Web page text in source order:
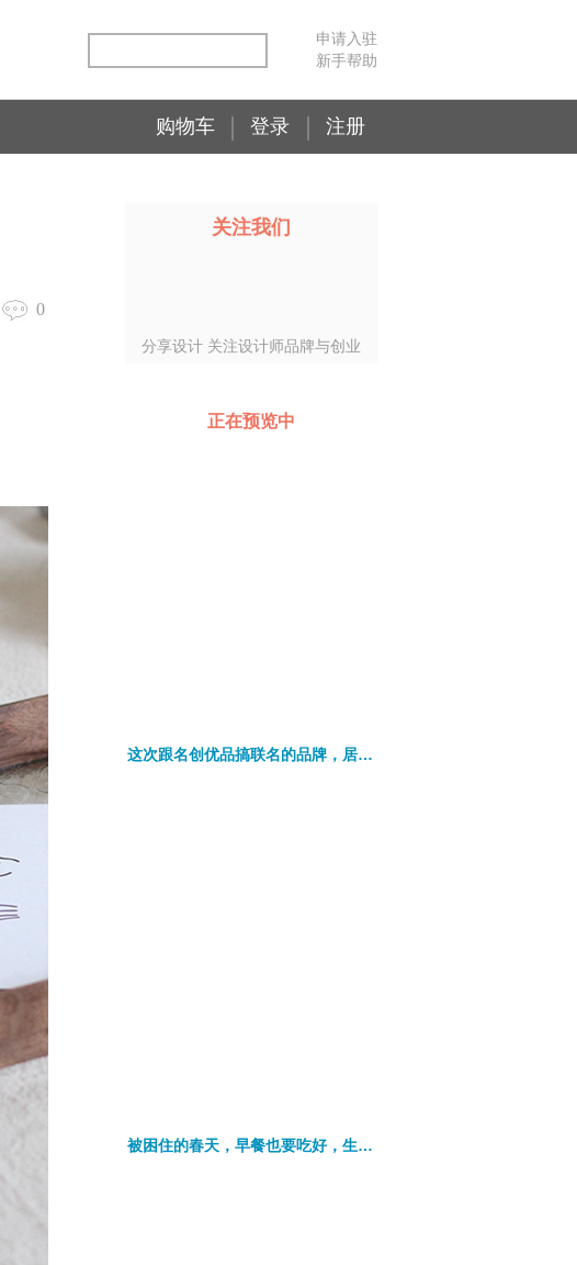
申请入驻
新手帮助
购物车 登录 注册
0
关注我们
分享设计 关注设计师品牌与创业
正在预览中
这次跟名创优品搞联名的品牌，居然是色彩界的龙头老大
被困住的春天，早餐也要吃好，生活的仪式感是自己给的！